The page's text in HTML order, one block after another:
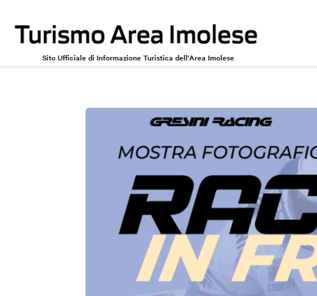
Sito Ufficiale di Informazione Turistica dell'Area Imolese